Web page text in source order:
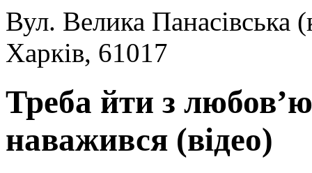
Вул. Велика Панасівська
Харків, 61017
Треба йти з
наважився (відео)